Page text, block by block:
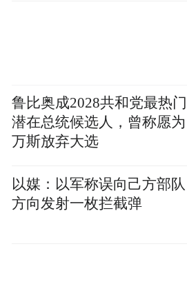
鲁比奥成2028共和党最热门
潜在总统候选人，曾称愿为
万斯放弃大选
以媒：以军称误向己方部队
方向发射一枚拦截弹